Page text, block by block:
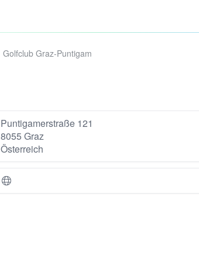
Golfclub Graz-Puntigam
Puntigamerstraße 121
8055 Graz
Österreich